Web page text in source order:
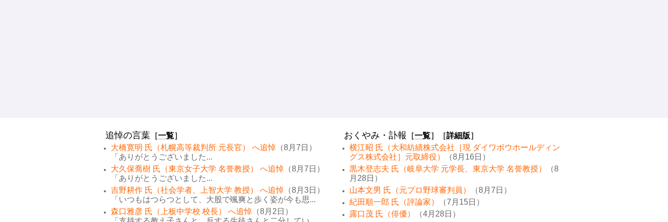
追悼の言葉 ［一覧］
大橋寛明 氏（札幌高等裁判所 元長官） へ追悼 （8月7日）
「ありがとうございました...
大久保喬樹 氏（東京女子大学 名誉教授） へ追悼 （8月7日）
「ありがとうございました...
吉野耕作 氏（社会学者、上智大学 教授） へ追悼 （8月3日）
「いつもはつらつとして、大股で颯爽と歩く姿が今も思...
森口雅彦 氏（上板中学校 校長） へ追悼 （8月2日）
おくやみ・訃報 ［一覧］［詳細版］
横江昭 氏（大和紡績株式会社［現 ダイワボウホールディン
グス株式会社］元取締役）
（8月16日）
黒木登志夫 氏（岐阜大学 元学長、東京大学 名誉教授）
（8
月28日）
山本文男 氏（元プロ野球審判員）
（8月7日）
紀田順一郎 氏（評論家）
（7月15日）
露口茂 氏（俳優）
（4月28日）